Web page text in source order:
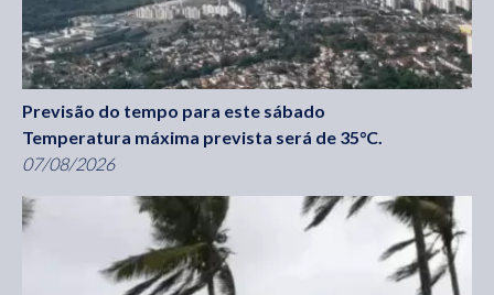
Previsão do tempo para este sábado
Temperatura máxima prevista será de 35°C.
07/08/2026